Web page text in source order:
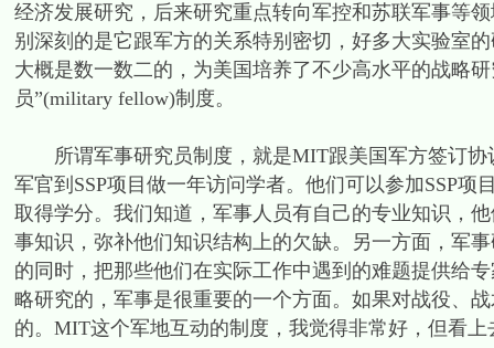
经济发展研究，后来研究重点转向军控和苏联军事等
别深刻的是它跟军方的关系特别密切，好多大实验室
大概是数一数二的，为美国培养了不少高水平的战略
员”(military fellow)制度。
所谓军事研究员制度，就是MIT跟美国军方签订协
军官到SSP项目做一年访问学者。他们可以参加SSP
取得学分。我们知道，军事人员有自己的专业知识，
事知识，弥补他们知识结构上的欠缺。另一方面，军
的同时，把那些他们在实际工作中遇到的难题提供给
略研究的，军事是很重要的一个方面。如果对战役、
的。MIT这个军地互动的制度，我觉得非常好，但看